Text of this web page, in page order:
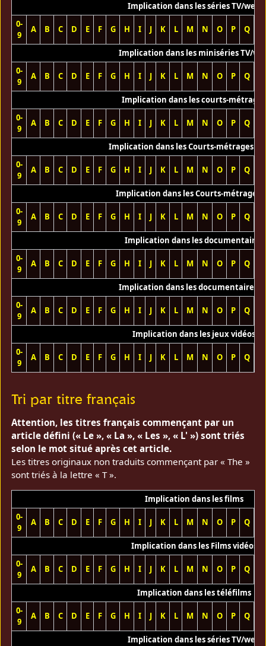
Implication dans les séries TV/web
0-
9
A B C D E F G H I J K L M N O P Q
Implication dans les miniséries TV/
0-
9
A B C D E F G H I J K L M N O P Q
Implication dans les courts-métrages
0-
9
A B C D E F G H I J K L M N O P Q
Implication dans les Courts-métrages
0-
9
A B C D E F G H I J K L M N O P Q
Implication dans les Courts-métrages
0-
9
A B C D E F G H I J K L M N O P Q
Implication dans les documentaires
0-
9
A B C D E F G H I J K L M N O P Q
Implication dans les documentaires
0-
9
A B C D E F G H I J K L M N O P Q
Implication dans les jeux vidéos
0-
9
A B C D E F G H I J K L M N O P Q
Tri par titre français
Attention, les titres français commençant par un
article défini (« Le », « La », « Les », « L' ») sont triés
selon le mot situé après cet article.
Les titres originaux non traduits commençant par « The »
sont triés à la lettre « T ».
Implication dans les films
0-
9
A B C D E F G H I J K L M N O P Q
Implication dans les Films vidéos
0-
9
A B C D E F G H I J K L M N O P Q
Implication dans les téléfilms
0-
9
A B C D E F G H I J K L M N O P Q
Implication dans les séries TV/web